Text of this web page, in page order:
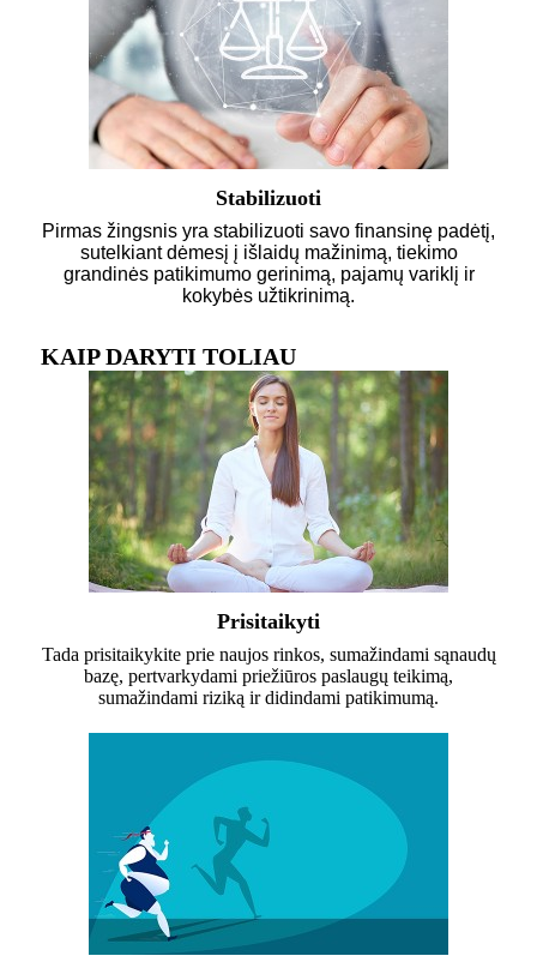
Stabilizuoti
Pirmas žingsnis yra stabilizuoti savo finansinę padėtį,
sutelkiant dėmesį į išlaidų mažinimą, tiekimo
grandinės patikimumo gerinimą, pajamų variklį ir
kokybės užtikrinimą.
KAIP DARYTI TOLIAU
Prisitaikyti
Tada prisitaikykite prie naujos rinkos, sumažindami sąnaudų
bazę, pertvarkydami priežiūros paslaugų teikimą,
sumažindami riziką ir didindami patikimumą.